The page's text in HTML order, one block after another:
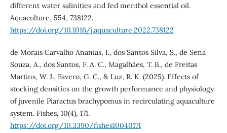
different water salinities and fed menthol essential oil.
Aquaculture, 554, 738122.
https://doi.org/10.1016/j.aquaculture.2022.738122
de Morais Carvalho Ananias, I., dos Santos Silva, S., de Sena
Souza, A., dos Santos, F. A. C., Magalhães, T. B., de Freitas
Martins, W. J., Favero, G. C., & Luz, R. K. (2025). Effects of
stocking densities on the growth performance and physiology
of juvenile Piaractus brachypomus in recirculating aquaculture
system. Fishes, 10(4), 171.
https://doi.org/10.3390/fishes10040171